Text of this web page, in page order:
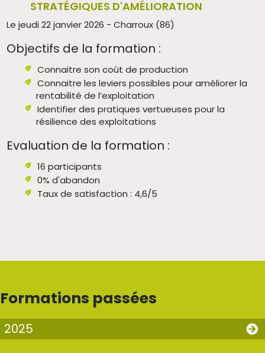
STRATÉGIQUES D'AMÉLIORATION
Le jeudi 22 janvier 2026 - Charroux (86)
Objectifs de la formation :
Connaitre son coût de production
Connaitre les leviers possibles pour améliorer la
rentabilité de l’exploitation
Identifier des pratiques vertueuses pour la
résilience des exploitations
Evaluation de la formation :
16 participants
0% d'abandon
Taux de satisfaction : 4,6/5
Formations passées
2025